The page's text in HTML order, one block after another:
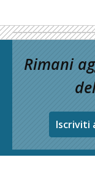
Rimani
Iscriviti